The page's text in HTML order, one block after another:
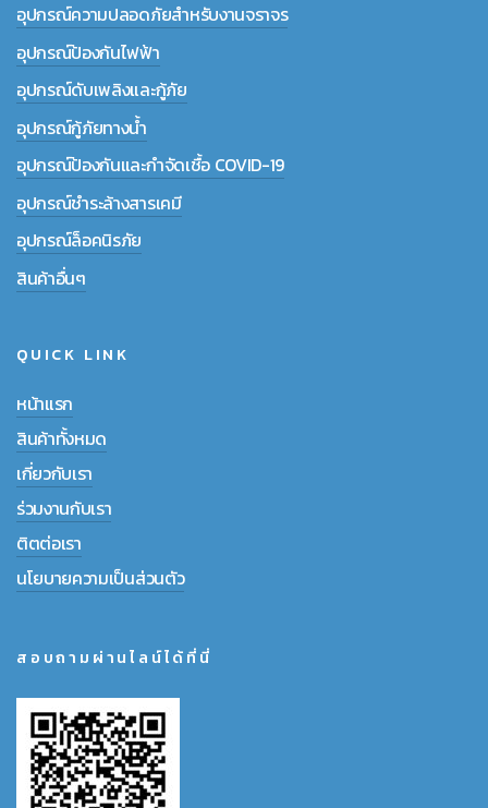
อุปกรณ์ความปลอดภัยสำหรับงานจราจร
อุปกรณ์ป้องกันไฟฟ้า
อุปกรณ์ดับเพลิงและกู้ภัย
อุปกรณ์กู้ภัยทางน้ำ
อุปกรณ์ป้องกันและกำจัดเชื้อ COVID-19
อุปกรณ์ชำระล้างสารเคมี
อุปกรณ์ล็อคนิรภัย
สินค้าอื่นๆ
QUICK LINK
หน้าแรก
สินค้าทั้งหมด
เกี่ยวกับเรา
ร่วมงานกับเรา
ติตต่อเรา
นโยบายความเป็นส่วนตัว
สอบถามผ่านไลน์ได้ที่นี่